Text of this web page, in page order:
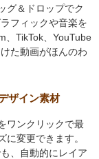
グ＆ドロップでク
フィックや音楽を
、TikTok、YouTube
た動画がほんのわ
ザイン素材
ワンクリックで最
に変更できます。
、自動的にレイア